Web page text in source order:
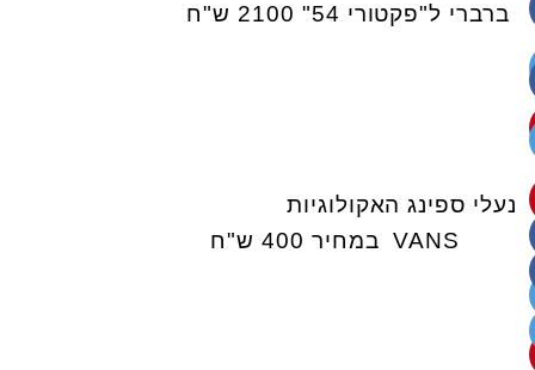
ברברי ל"פקטורי 54" 2100 ש"ח
נעלי ספינג האקולוגיות